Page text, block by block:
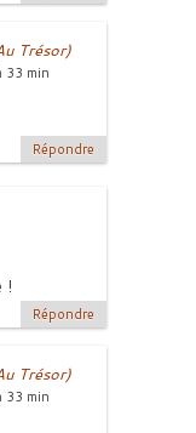
Trésor)
33 min
Répondre
!
Répondre
Trésor)
33 min